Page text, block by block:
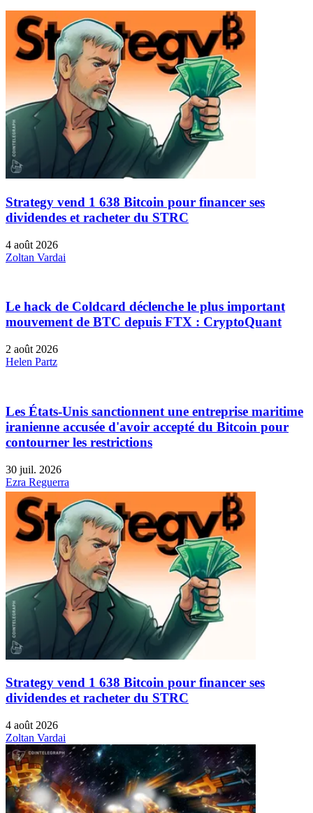
Strategy vend 1 638 Bitcoin pour financer ses
dividendes et racheter du STRC
4 août 2026
Zoltan Vardai
Le hack de Coldcard déclenche le plus important
mouvement de BTC depuis FTX : CryptoQuant
2 août 2026
Helen Partz
Les États-Unis sanctionnent une entreprise maritime
iranienne accusée d'avoir accepté du Bitcoin pour
contourner les restrictions
30 juil. 2026
Ezra Reguerra
Strategy vend 1 638 Bitcoin pour financer ses
dividendes et racheter du STRC
4 août 2026
Zoltan Vardai